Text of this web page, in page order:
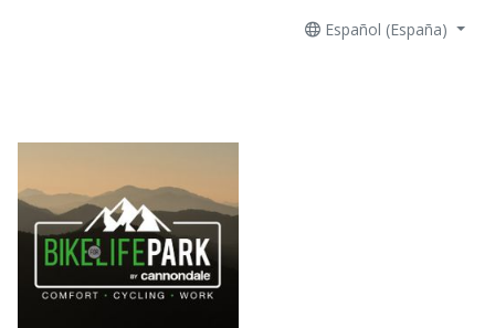
Español (España)